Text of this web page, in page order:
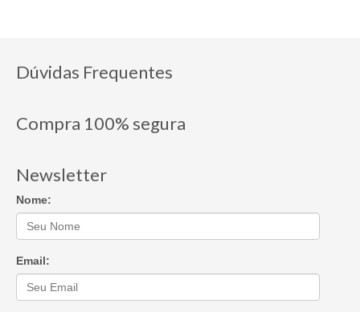
Dúvidas Frequentes
Compra 100% segura
Newsletter
Nome:
Email: